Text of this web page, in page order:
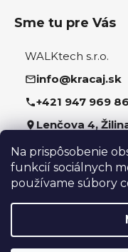
Na prispôsobenie
funkcií sociálnych
používame súbory
Sme tu pre Vás
WALKtech s.r.o.
info@kracaj.sk
+421 947 969
Lenčova 4,
Sledujte nás